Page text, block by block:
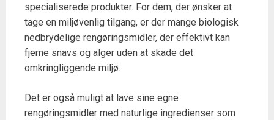
specialiserede produkter. For dem, der ønsker at
tage en miljøvenlig tilgang, er der mange biologisk
nedbrydelige rengøringsmidler, der effektivt kan
fjerne snavs og alger uden at skade det
omkringliggende miljø.
Det er også muligt at lave sine egne
rengøringsmidler med naturlige ingredienser som